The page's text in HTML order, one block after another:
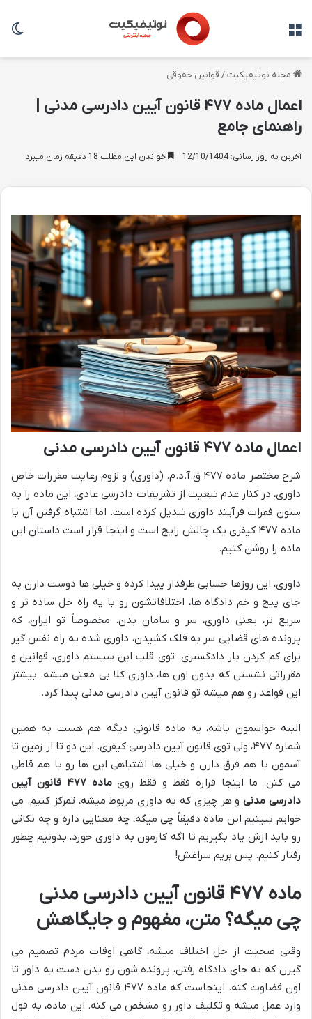
مجله نوتیفیکیت/ قوانین حقوقی
اعمال ماده ۴۷۷ قانون آیین دادرسی مدنی |
راهنمای جامع
آخرین به روز رسانی: 12/10/1404 خواندن این مطلب 18 دقیقه زمان میبرد
اعمال ماده ۴۷۷ قانون آیین دادرسی مدنی
شرح مختصر ماده ۴۷۷ ق.آ.د.م. (داوری) و لزوم رعایت مقررات خاص
داوری، در کنار عدم تبعیت از تشریفات دادرسی عادی، این ماده را به
ستون فقرات فرآیند داوری تبدیل کرده است. اما اشتباه گرفتن آن با
ماده ۴۷۷ کیفری یک چالش رایج است و اینجا قرار است داستان این
ماده را روشن کنیم.
داوری، این روزها حسابی طرفدار پیدا کرده و خیلی ها دوست دارن به
جای پیچ و خم دادگاه ها، اختلافاتشون رو با یه راه حل ساده تر و
سریع تر، یعنی داوری، سر و سامان بدن. مخصوصاً تو ایران، که
پرونده های قضایی سر به فلک کشیدن، داوری شده یه راه نفس گیر
برای کم کردن بار دادگستری. توی قلب این سیستم داوری، قوانین و
مقرراتی نشستن که بدون اون ها، داوری کلا بی معنی میشه. بیشتر
این قواعد رو هم میشه تو قانون آیین دادرسی مدنی پیدا کرد.
البته حواسمون باشه، یه ماده قانونی دیگه هم هست به همین
شماره ۴۷۷، ولی توی قانون آیین دادرسی کیفری. این دو تا از زمین تا
آسمون با هم فرق دارن و خیلی ها اشتباهی این ها رو با هم قاطی
می کنن. ما اینجا قراره فقط و فقط روی
ماده ۴۷۷ قانون آیین
دادرسی مدنیو هر چیزی که به داوری مربوط میشه، تمرکز کنیم. می
خوایم ببینیم این ماده دقیقاً چی میگه، چه معنایی داره و چه نکاتی
رو باید ازش یاد بگیریم تا اگه کارمون به داوری خورد، بدونیم چطور
رفتار کنیم. پس بریم سراغش!
ماده ۴۷۷ قانون آیین دادرسی مدنی
چی میگه؟ متن، مفهوم و جایگاهش
وقتی صحبت از حل اختلاف میشه، گاهی اوقات مردم تصمیم می
گیرن که به جای دادگاه رفتن، پرونده شون رو بدن دست یه داور تا
اون قضاوت کنه. اینجاست که ماده ۴۷۷ قانون آیین دادرسی مدنی
وارد عمل میشه و تکلیف داور رو مشخص می کنه. این ماده، به قول